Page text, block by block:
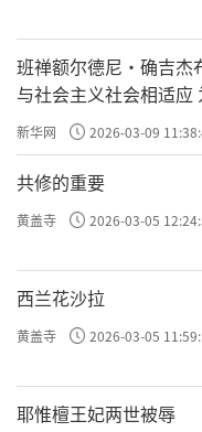
班禅额尔德尼·确吉杰
与社会主义社会相适应
兴贡献力量
新华网 2026-03-09
共修的重要
黄盖寺 2026-03-05
西兰花沙拉
黄盖寺 2026-03-05
耶惟檀王妃两世被辱